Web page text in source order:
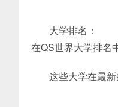
大学排名：
在QS世界大学排名
这些大学在最